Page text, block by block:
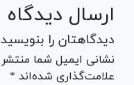
ارسال دیدگاه
دیدگاهتان را بنویسید
نشانی ایمیل شما
علامت‌گذاری شده‌اند *